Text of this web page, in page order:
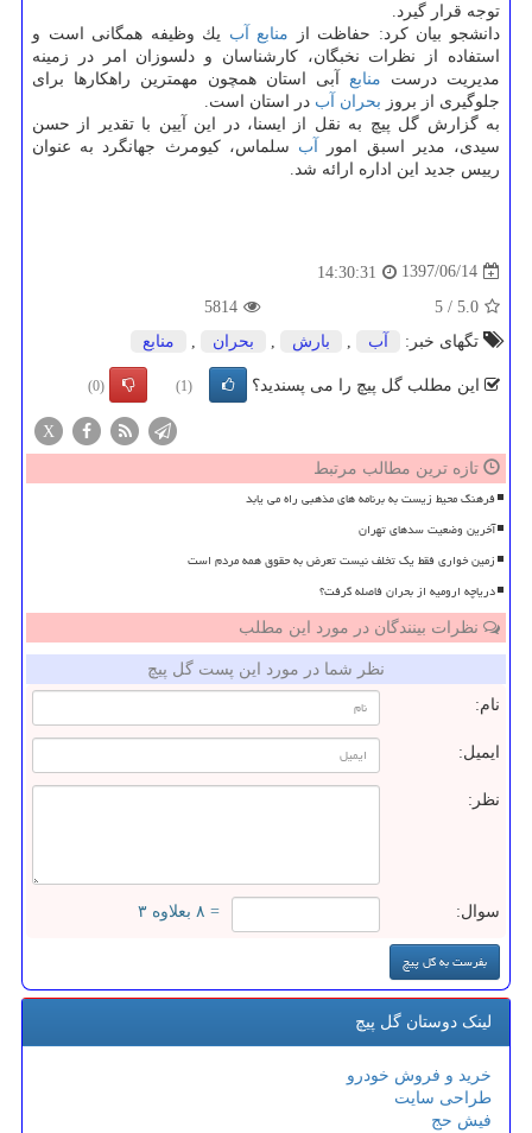
توجه قرار گیرد.
دانشجو بیان كرد: حفاظت از منابع آب یك وظیفه همگانی است و
استفاده از نظرات نخبگان، كارشناسان و دلسوزان امر در زمینه
مدیریت درست منابع آبی استان همچون مهمترین راهكارها برای
جلوگیری از بروز بحران آب در استان است.
به گزارش گل پیچ به نقل از ایسنا، در این آیین با تقدیر از حسن
سیدی، مدیر اسبق امور
آب سلماس، كیومرث جهانگرد به عنوان
رییس جدید این اداره ارائه شد.
1397/06/14
14:30:31
5.0
/
5
5814
تگهای خبر:
آب , بارش , بحران , منابع
این مطلب گل پیچ را می پسندید؟ (1)
(0)
X
تازه ترین مطالب مرتبط
فرهنگ محیط زیست به برنامه های مذهبی راه می یابد
آخرین وضعیت سدهای تهران
زمین خواری فقط یک تخلف نیست تعرض به حقوق همه مردم است
دریاچه ارومیه از بحران فاصله گرفت؟
نظرات بینندگان در مورد این مطلب
نظر شما در مورد این پست گل پیچ
نام:
ایمیل:
نظر:
سوال: = ۸ بعلاوه ۳
لینک دوستان گل پیچ
خرید و فروش خودرو
طراحی سایت
فیش حج